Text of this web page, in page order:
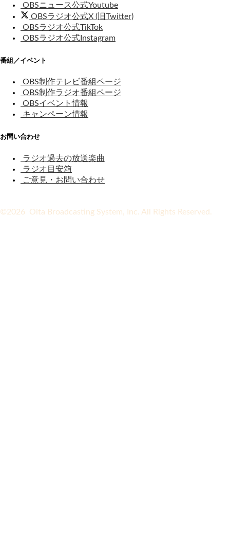
OBSニュース公式Youtube
OBSラジオ公式X (旧Twitter)
OBSラジオ公式TikTok
OBSラジオ公式Instagram
番組／イベント
OBS制作テレビ番組ページ
OBS制作ラジオ番組ページ
OBSイベント情報
キャンペーン情報
お問い合わせ
ラジオ過去の放送楽曲
ラジオ目安箱
ご意見・お問い合わせ
©2026 Oita Broadcasting System, Inc. All Rights Reserved.